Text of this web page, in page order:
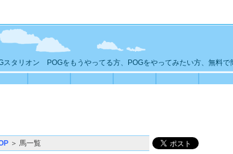
スタリオン POGをもうやってる方、POGをやってみたい方、無料で
＞ 馬一覧